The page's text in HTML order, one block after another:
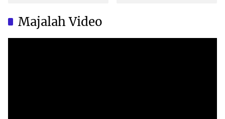
Majalah Video